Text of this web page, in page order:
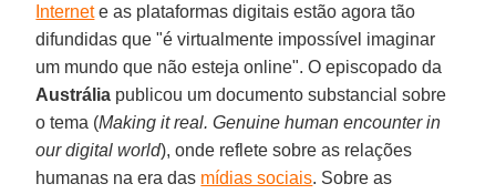
Internete as plataformas digitais estão agora tão
difundidas que "é virtualmente impossível imaginar
um mundo que não esteja online". O episcopado da
Austrália publicou um documento substancial sobre
o tema (Making it real. Genuine human encounter in
our digital world), onde reflete sobre as relações
humanas na era das mídias sociais. Sobre as